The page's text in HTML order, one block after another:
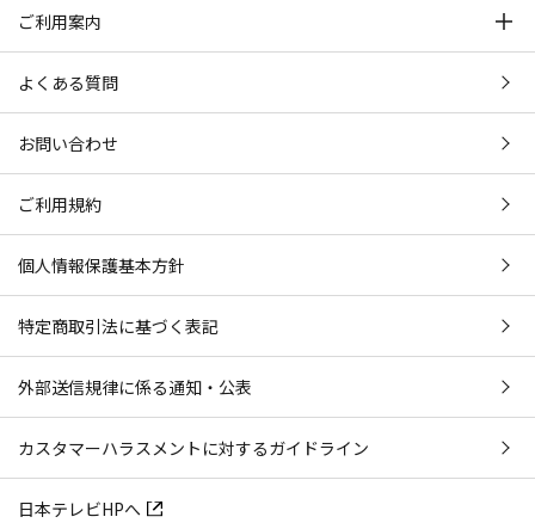
ご利用案内
よくある質問
お問い合わせ
ご利用規約
個人情報保護基本方針
特定商取引法に基づく表記
外部送信規律に係る通知・公表
カスタマーハラスメントに対するガイドライン
日本テレビHPへ